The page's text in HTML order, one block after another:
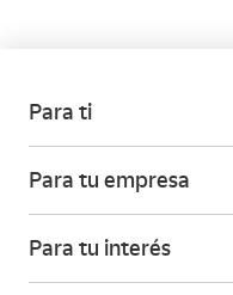
Para ti
Para tu empresa
Para tu interés